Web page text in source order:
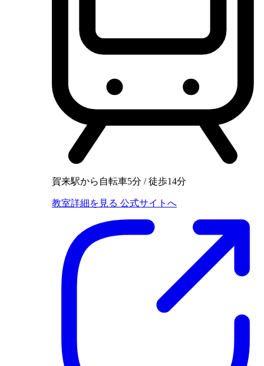
賀来駅から自転車5分 / 徒歩14分
教室詳細を見る 公式サイトへ